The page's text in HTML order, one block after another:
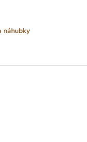
náhubky